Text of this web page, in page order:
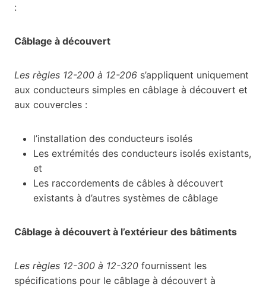
:
Câblage à découvert
Les règles 12-200 à 12-206 s’appliquent uniquement
aux conducteurs simples en câblage à découvert et
aux couvercles :
l’installation des conducteurs isolés
Les extrémités des conducteurs isolés existants,
et
Les raccordements de câbles à découvert
existants à d’autres systèmes de câblage
Câblage à découvert à l’extérieur des bâtiments
Les règles 12-300 à 12-320 fournissent les
spécifications pour le câblage à découvert à